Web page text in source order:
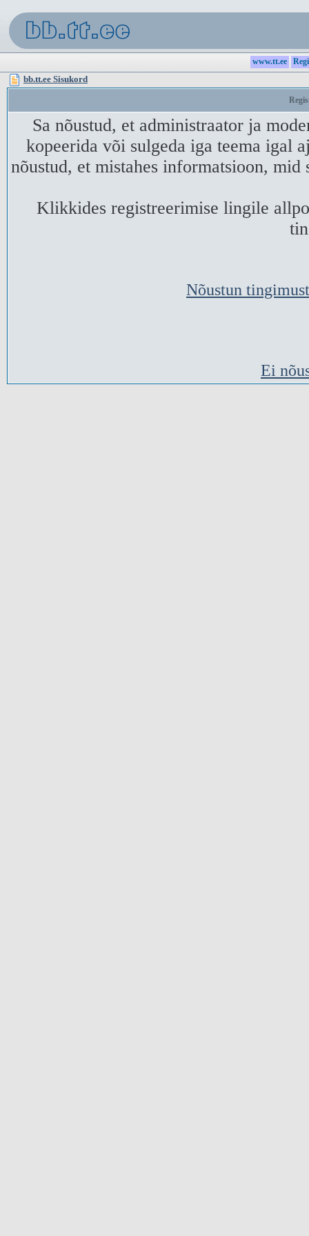
www.tt.ee
bb.tt.ee Sisukord
Sa nõustud, et administraator ja
kopeerida või sulgeda iga teema igal
nõustud, et mistahes informatsioon, mid
Klikkides registreerimise lingile
Nõustun
Ei